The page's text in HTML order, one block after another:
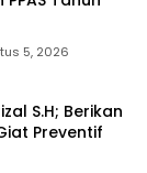
5, 2026
S.H; Berikan
Preventif